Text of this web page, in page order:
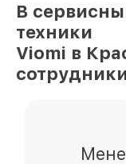
В
техники
Viomi в